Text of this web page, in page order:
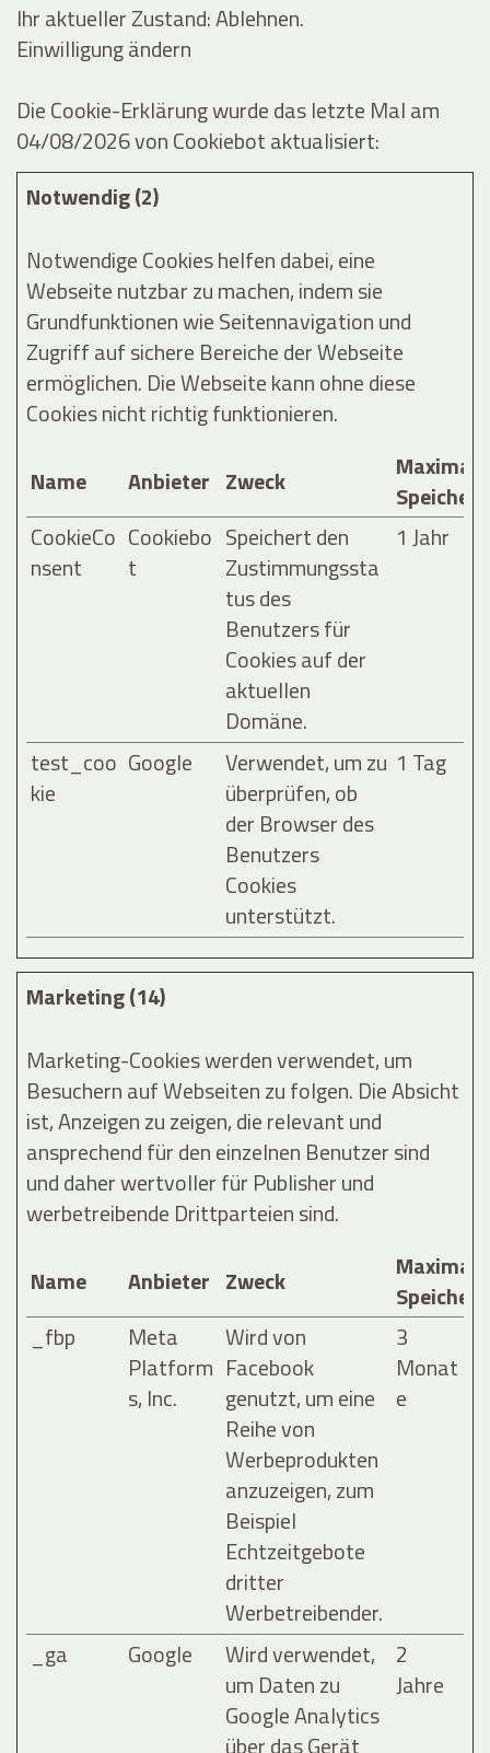
Ihr aktueller Zustand: Ablehnen.
Einwilligung ändern
Die Cookie-Erklärung wurde das letzte Mal am
04/08/2026 vonCookiebotaktualisiert:
Notwendig (2)
Notwendige Cookies helfen dabei, eine
Webseite nutzbar zu machen, indem sie
Grundfunktionen wie Seitennavigation und
Zugriff auf sichere Bereiche der Webseite
ermöglichen. Die Webseite kann ohne diese
Cookies nicht richtig funktionieren.
Name
Anbieter Zweck
Maximale
CookieCo
nsent
Cookiebo
t
Speichert den
Zustimmungssta
tus des
Benutzers für
Cookies auf der
aktuellen
Domäne.
1 Jahr
test_coo
kie
Google
Verwendet, um zu
überprüfen, ob
der Browser des
Benutzers
Cookies
unterstützt.
1 Tag
Marketing (14)
Marketing-Cookies werden verwendet, um
Besuchern auf Webseiten zu folgen. Die Absicht
ist, Anzeigen zu zeigen, die relevant und
ansprechend für den einzelnen Benutzer sind
und daher wertvoller für Publisher und
werbetreibende Drittparteien sind.
Name
Anbieter Zweck
Maximale
_fbp
Meta
Platform
s, Inc.
Wird von
Facebook
genutzt, um eine
Reihe von
Werbeprodukten
anzuzeigen, zum
Beispiel
Echtzeitgebote
dritter
Werbetreibender.
3
Monat
e
_ga Google
Wird verwendet,
um Daten zu
Google Analytics
über das Gerät
2
Jahre